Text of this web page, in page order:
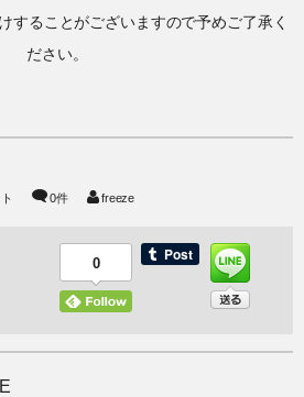
することがございますので予めご了承く
ださい。
0件 freeze
0